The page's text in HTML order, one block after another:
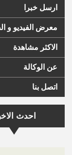
ارسل خبرا
معرض الفيديو و
الاكثر مشاهدة
عن الوكالة
اتصل بنا
احدث